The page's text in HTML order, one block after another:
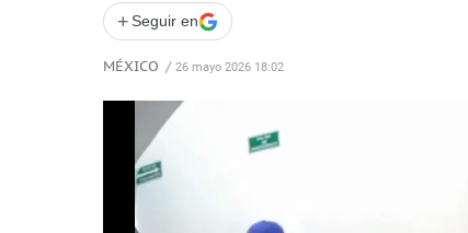
+ Seguir en
MÉXICO / 26 mayo 2026 18:02